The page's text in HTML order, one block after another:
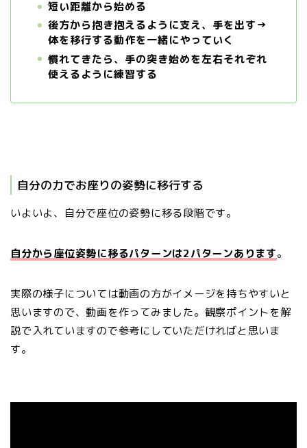
短い距離から始める
後方から抱き抱えるように支え、手を出す→
体を移行する動作を一緒にやっていく
慣れてきたら、手の突き始めを左右それぞれ
使えるように練習する
自分の力でお座りの姿勢に移行する
いよいよ、自分で座位の姿勢に移る段階です。
自分から座位姿勢に移るパターンは2パターンあります。
実際の様子については動画の方がイメージを持ちやすいと
思いますので、動画を作ってみました。観察ポイントを解
説で入れていますので参考にしていただければと思いま
す。